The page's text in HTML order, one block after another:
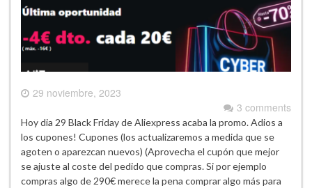
29 noviembre, 2023
3 comments
Hoy dia 29 Black Friday de Aliexpress acaba la promo. Adios a
los cupones! Cupones (los actualizaremos a medida que se
agoten o aparezcan nuevos) (Aprovecha el cupón que mejor
se ajuste al coste del pedido que compras. Si por ejemplo
compras algo de 290€ merece la pena comprar algo más para